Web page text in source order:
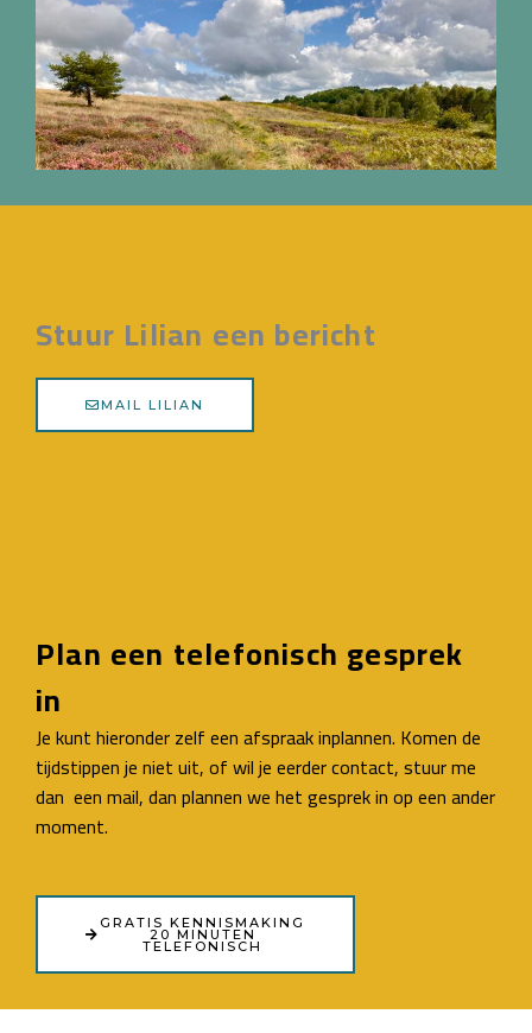
Stuur Lilian een bericht
MAIL LILIAN
Plan een telefonisch gesprek
in
Je kunt hieronder zelf een afspraak inplannen. Komen de
tijdstippen je niet uit, of wil je eerder contact, stuur me
dan een mail, dan plannen we het gesprek in op een ander
moment.
GRATIS KENNISMAKING
20 MINUTEN
TELEFONISCH